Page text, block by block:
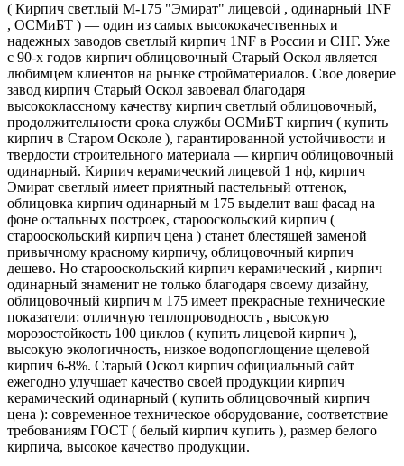
( Кирпич светлый М-175 "Эмират" лицевой , одинарный 1NF
, ОСМиБТ ) — один из самых высококачественных и
надежных заводов светлый кирпич 1NF в России и СНГ. Уже
с 90-х годов кирпич облицовочный Старый Оскол является
любимцем клиентов на рынке стройматериалов. Свое доверие
завод кирпич Старый Оскол завоевал благодаря
высококлассному качеству кирпич светлый облицовочный,
продолжительности срока службы ОСМиБТ кирпич ( купить
кирпич в Старом Осколе ), гарантированной устойчивости и
твердости строительного материала — кирпич облицовочный
одинарный. Кирпич керамический лицевой 1 нф, кирпич
Эмират светлый имеет приятный пастельный оттенок,
облицовка кирпич одинарный м 175 выделит ваш фасад на
фоне остальных построек, старооскольский кирпич (
старооскольский кирпич цена ) станет блестящей заменой
привычному красному кирпичу, облицовочный кирпич
дешево. Но старооскольский кирпич керамический , кирпич
одинарный знаменит не только благодаря своему дизайну,
облицовочный кирпич м 175 имеет прекрасные технические
показатели: отличную теплопроводность , высокую
морозостойкость 100 циклов ( купить лицевой кирпич ),
высокую экологичность, низкое водопоглощение щелевой
кирпич 6-8%. Старый Оскол кирпич официальный сайт
ежегодно улучшает качество своей продукции кирпич
керамический одинарный ( купить облицовочный кирпич
цена ): современное техническое оборудование, соответствие
требованиям ГОСТ ( белый кирпич купить ), размер белого
кирпича, высокое качество продукции.